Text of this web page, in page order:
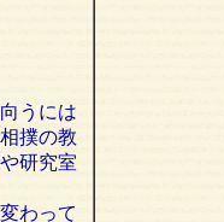
うには
撲の教
研究室
わって